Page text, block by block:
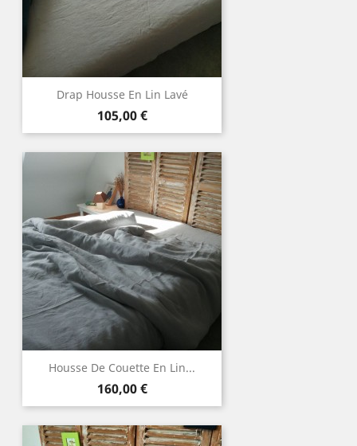
Drap Housse En Lin Lavé
Prix
105,00 €
Housse De Couette En Lin...
Prix
160,00 €